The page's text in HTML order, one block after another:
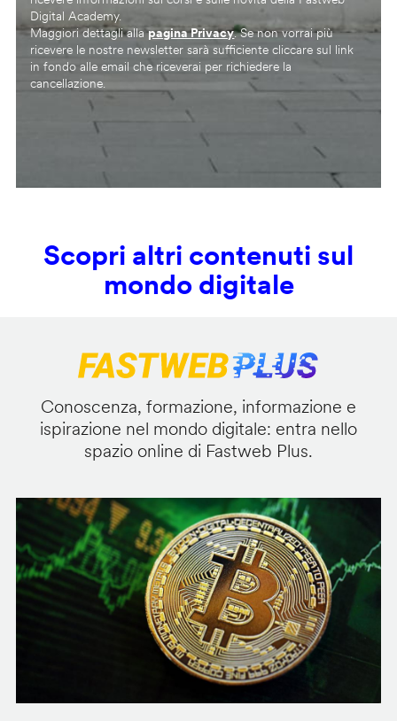
Digital Academy.
Maggiori dettagli allapagina Privacy. Se non vorrai più
ricevere le nostre newsletter sarà sufficiente cliccare sul link
in fondo alle email che riceverai per richiedere la
cancellazione.
Scopri altri contenuti sul
mondo digitale
Conoscenza, formazione, informazione e
ispirazione nel mondo digitale: entra nello
spazio online di Fastweb Plus.